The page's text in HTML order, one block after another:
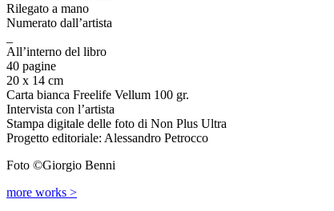
Rilegato a mano
Numerato dall’artista
All’interno del libro
40 pagine
20 x 14 cm
Carta bianca Freelife Vellum 100 gr.
Intervista con l’artista
Stampa digitale delle foto di Non Plus Ultra
Progetto editoriale: Alessandro Petrocco
Foto ©Giorgio Benni
more works >